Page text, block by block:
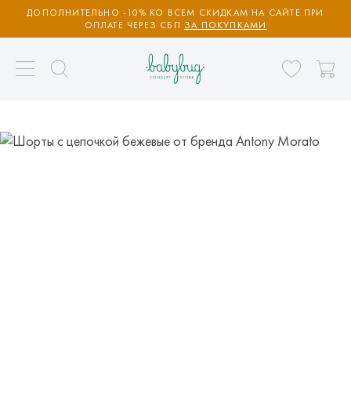
ДОПОЛНИТЕЛЬНО -10% КО ВСЕМ СКИДКАМ НА САЙТЕ ПРИ
ОПЛАТЕ ЧЕРЕЗ СБП ЗА ПОКУПКАМИ